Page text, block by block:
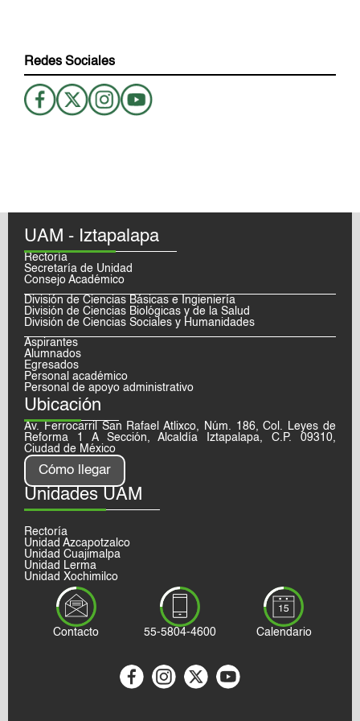
Redes Sociales
UAM - Iztapalapa
Rectoría
Secretaría de Unidad
Consejo Académico
División de Ciencias Básicas e Ingieniería
División de Ciencias Biológicas y de la Salud
División de Ciencias Sociales y Humanidades
Aspirantes
Alumnados
Egresados
Personal académico
Personal de apoyo administrativo
Ubicación
Av. Ferrocarril San Rafael Atlixco, Núm. 186, Col. Leyes de
Reforma 1 A Sección, Alcaldía Iztapalapa, C.P. 09310,
Ciudad de México
Cómo llegar
Unidades UAM
Rectoría
Unidad Azcapotzalco
Unidad Cuajimalpa
Unidad Lerma
Unidad Xochimilco
Contacto 55-5804-4600 Calendario